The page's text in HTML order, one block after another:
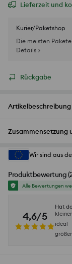
Lieferzeit und
Kurier/Paketshop
Die meisten
Details >
Rückgabe
Artikelbeschreibung
Zusammensetzung
Wir sind aus
Produktbewertung(
Alle Bewertungen
4,6/5
Hat
kleiner
ideal
größer